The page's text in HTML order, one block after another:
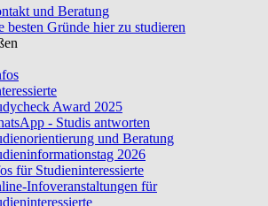
und Beratung
besten Gründe hier zu studieren
Award 2025
- Studis antworten
und Beratung
2026
für Studieninteressierte
Infoveranstaltungen für